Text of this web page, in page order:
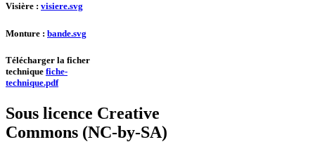
Visière : visiere.svg
Monture : bande.svg
Télécharger la ficher
technique fiche-
technique.pdf
Sous licence Creative
Commons (NC-by-SA)